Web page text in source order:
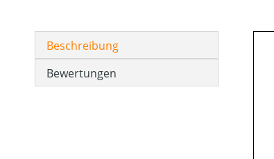
Beschreibung
Bewertungen